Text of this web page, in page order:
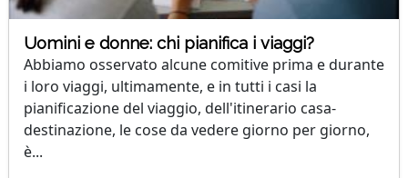
Uomini e donne: chi pianifica i viaggi?
Abbiamo osservato alcune comitive prima e durante
i loro viaggi, ultimamente, e in tutti i casi la
pianificazione del viaggio, dell'itinerario casa-
destinazione, le cose da vedere giorno per giorno,
è...